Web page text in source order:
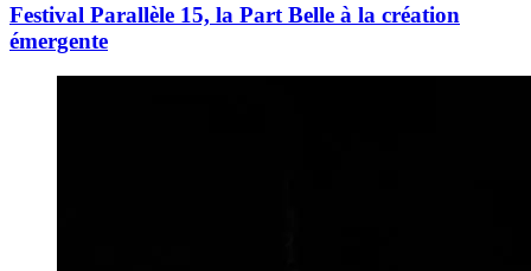
Festival Parallèle 15, la Part Belle à la création
émergente